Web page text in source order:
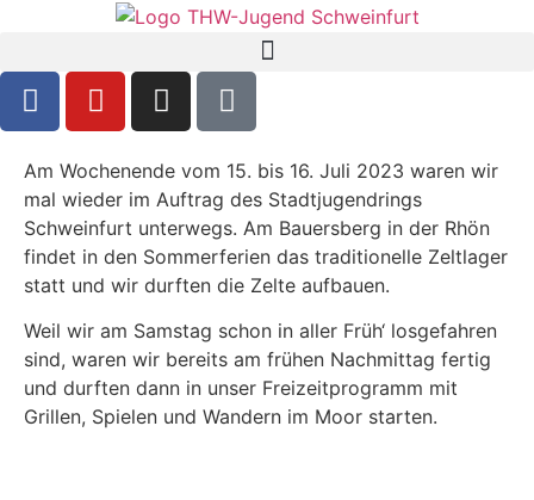
Am Wochenende vom 15. bis 16. Juli 2023 waren wir
mal wieder im Auftrag des Stadtjugendrings
Schweinfurt unterwegs. Am Bauersberg in der Rhön
findet in den Sommerferien das traditionelle Zeltlager
statt und wir durften die Zelte aufbauen.
Weil wir am Samstag schon in aller Früh‘ losgefahren
sind, waren wir bereits am frühen Nachmittag fertig
und durften dann in unser Freizeitprogramm mit
Grillen, Spielen und Wandern im Moor starten.